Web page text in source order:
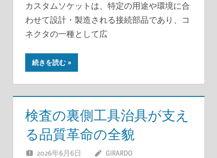
カスタムソケットは、特定の用途や環境に合
わせて設計・製造される接続部品であり、コ
ネクタの一種として広
続きを読む
検査の裏側工具治具が支え
る品質革命の全貌
2026年6月6日 GIRARDO